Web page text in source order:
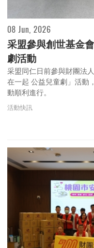
08 Jun, 2026
采盟參與創世基金
劇活動
采盟同仁日前參與財團法
在一起 公益兒童劇」活動
動順利進行。
活動快訊